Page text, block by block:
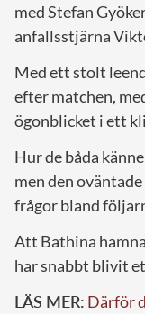
med Stefan
anfallsstjärna
Med ett stolt
efter matchen,
ögonblicket i ett
Hur de båda
men den
frågor bland
Att Bathina
har snabbt blivit
LÄS MER: Därför